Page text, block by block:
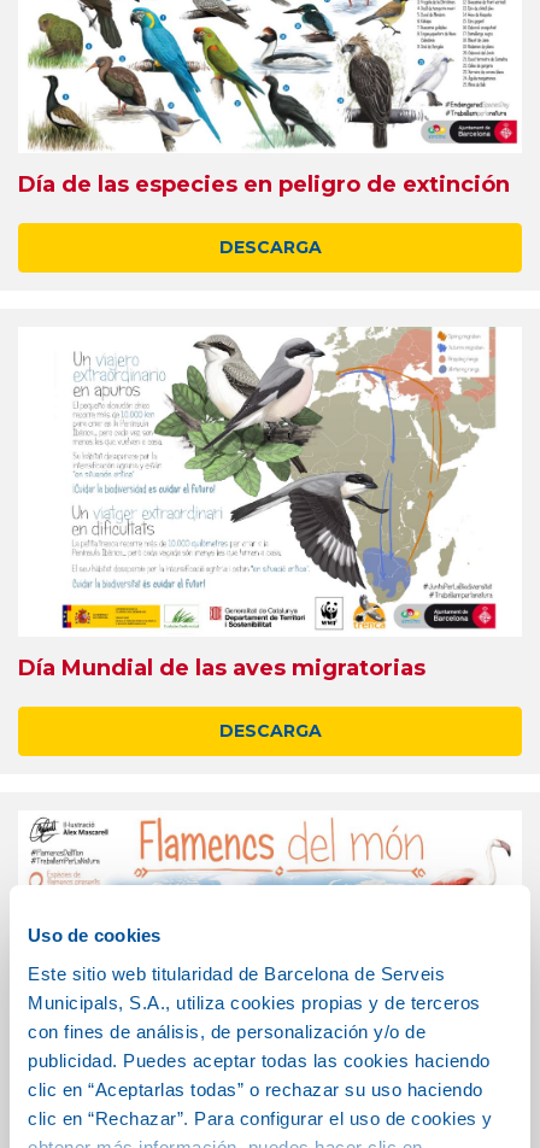
Uso de cookies
Este sitio web titularidad de Barcelona de Serveis
Municipals, S.A., utiliza cookies propias y de terceros
con fines de análisis, de personalización y/o de
publicidad. Puedes aceptar todas las cookies haciendo
clic en “Aceptarlas todas” o rechazar su uso haciendo
clic en “Rechazar”. Para configurar el uso de cookies y
Día de las especies en peligro de extinción
DESCARGA
Día Mundial de las aves migratorias
DESCARGA